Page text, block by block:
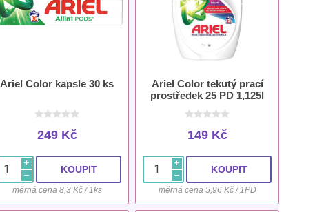
Ariel Color kapsle 30 ks
249 Kč
i
h
měrná cena 8,3 Kč / 1ks
Ariel Color tekutý prací
prostředek 25 PD 1,125l
149 Kč
i
h
měrná cena 5,96 Kč / 1PD